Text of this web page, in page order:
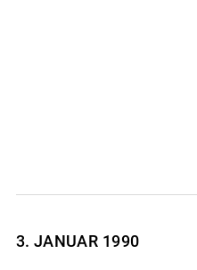
3. JANUAR 1990